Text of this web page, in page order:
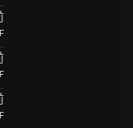
F
F
F